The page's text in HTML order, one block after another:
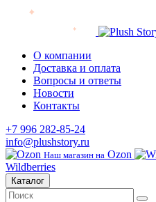
О компании
Доставка и оплата
Вопросы и ответы
Новости
Контакты
+7 996 282-85-24
info@plushstory.ru
Наш магазин на Ozon
Wildberries
Каталог